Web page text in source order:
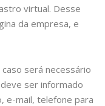
virtual. Desse
da empresa, e
será necessário
ser informado
e-mail, telefone para